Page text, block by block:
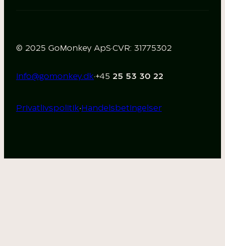
© 2025 GoMonkey ApS·CVR: 31775302
info@gomonkey.dk·+45 25 53 30 22
Privatlivspolitik· Handelsbetingelser